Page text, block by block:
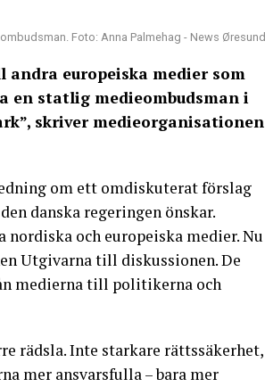
Foto: Anna Palmehag - News Øresund
europeiska medier som
statlig medieombudsman i
skriver medieorganisationen
om ett omdiskuterat förslag
danska regeringen önskar.
nordiska och europeiska medier. Nu
Utgivarna till diskussionen. De
medierna till politikerna och
rädsla. Inte starkare rättssäkerhet,
na mer ansvarsfulla – bara mer